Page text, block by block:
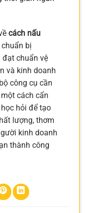
cách nấu
bị
đạt chuẩn vệ
và kinh doanh
công cụ cần
cách cẩn
hỏi để tạo
lượng, thơm
kinh doanh
thành công